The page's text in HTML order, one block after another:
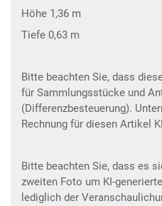
Höhe 1,36 m
Tiefe 0,63 m
Bitte beachten Sie, dass
für Sammlungsstücke und
(Differenzbesteuerung).
Rechnung für diesen Artikel
Bitte beachten Sie, dass es
zweiten Foto um KI-
lediglich der